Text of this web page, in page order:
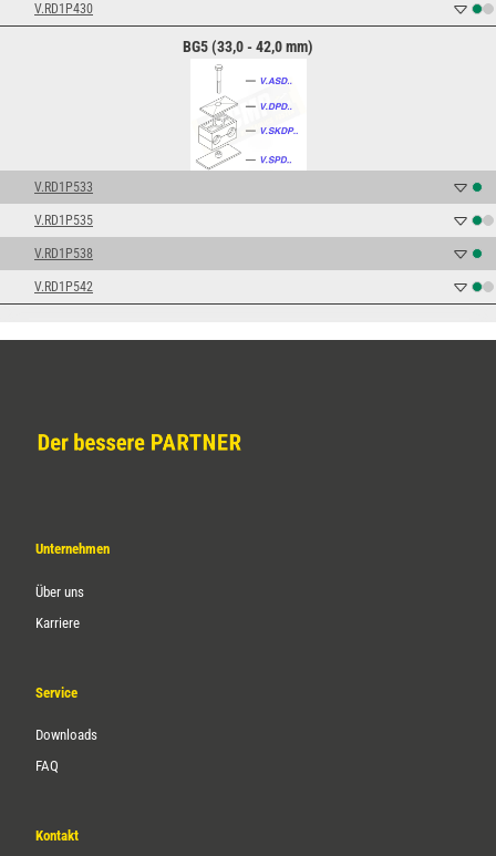
V.RD1P430
BG5 (33,0 - 42,0 mm)
V.RD1P533
V.RD1P535
V.RD1P538
V.RD1P542
Unternehmen
Über uns
Karriere
Service
Downloads
FAQ
Kontakt